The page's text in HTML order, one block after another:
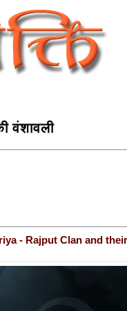
वंशावली
- Rajput Clan and